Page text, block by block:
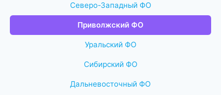
Северо-Западный ФО
Приволжский ФО
Уральский ФО
Сибирский ФО
Дальневосточный ФО